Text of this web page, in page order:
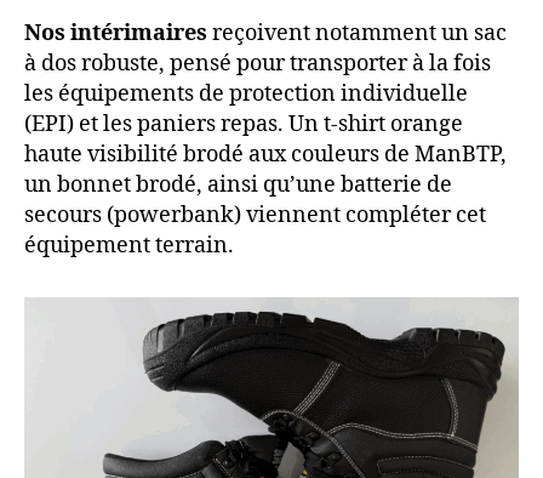
Nos intérimaires reçoivent notamment un sac
à dos robuste, pensé pour transporter à la fois
les équipements de protection individuelle
(EPI) et les paniers repas. Un t-shirt orange
haute visibilité brodé aux couleurs de ManBTP,
un bonnet brodé, ainsi qu’une batterie de
secours (powerbank) viennent compléter cet
équipement terrain.